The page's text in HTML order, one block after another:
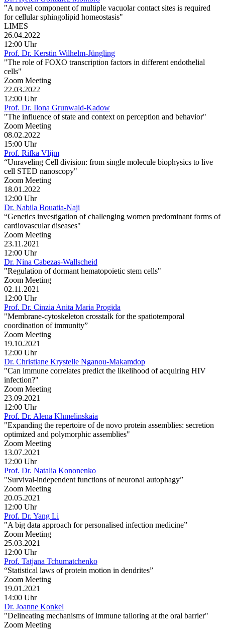
"A novel component of multiple vacuolar contact sites is required
for cellular sphingolipid homeostasis"
LIMES
26.04.2022
12:00 Uhr
Prof. Dr. Kerstin Wilhelm-Jüngling
"The role of FOXO transcription factors in different endothelial
cells"
Zoom Meeting
22.03.2022
12:00 Uhr
Prof. Dr. Ilona Grunwald-Kadow
"The influence of state and context on perception and behavior"
Zoom Meeting
08.02.2022
15:00 Uhr
Prof. Rifka Vlijm
“Unraveling Cell division: from single molecule biophysics to live
cell STED nanoscopy"
Zoom Meeting
18.01.2022
12:00 Uhr
Dr. Nabila Bouatia-Naji
“Genetics investigation of challenging women predominant forms of
cardiovascular diseases"
Zoom Meeting
23.11.2021
12:00 Uhr
Dr. Nina Cabezas-Wallscheid
"Regulation of dormant hematopoietic stem cells"
Zoom Meeting
02.11.2021
12:00 Uhr
Prof. Dr. Cinzia Anita Maria Progida
"Membrane-cytoskeleton crosstalk for the spatiotemporal
coordination of immunity”
Zoom Meeting
19.10.2021
12:00 Uhr
Dr. Christiane Krystelle Nganou-Makamdop
"Can immune correlates predict the likelihood of acquiring HIV
infection?"
Zoom Meeting
23.09.2021
12:00 Uhr
Prof. Dr. Alena Khmelinskaia
"Expanding the repertoire of de novo protein assemblies: secretion
optimized and polymorphic assemblies"
Zoom Meeting
13.07.2021
12:00 Uhr
Prof. Dr. Natalia Kononenko
"Survival-independent functions of neuronal autophagy”
Zoom Meeting
20.05.2021
12:00 Uhr
Prof. Dr. Yang Li
"A big data approach for personalised infection medicine”
Zoom Meeting
25.03.2021
12:00 Uhr
Prof. Tatjana Tchumatchenko
“Statistical laws of protein motion in dendrites”
Zoom Meeting
19.01.2021
14:00 Uhr
Dr. Joanne Konkel
"Delineating mechanisms of immune tailoring at the oral barrier"
Zoom Meeting